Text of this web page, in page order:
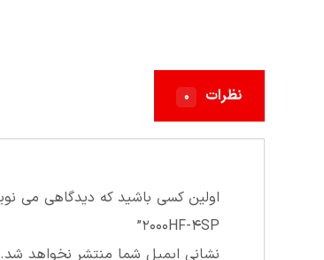
نظرات ۰
۲۰۰۰HF-۴SP”
نشانی ایمیل شما منتشر نخواهد شد.